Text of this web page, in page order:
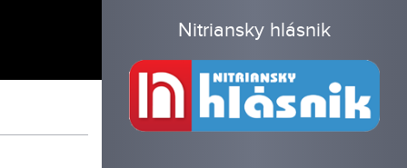
Nitriansky hlásnik